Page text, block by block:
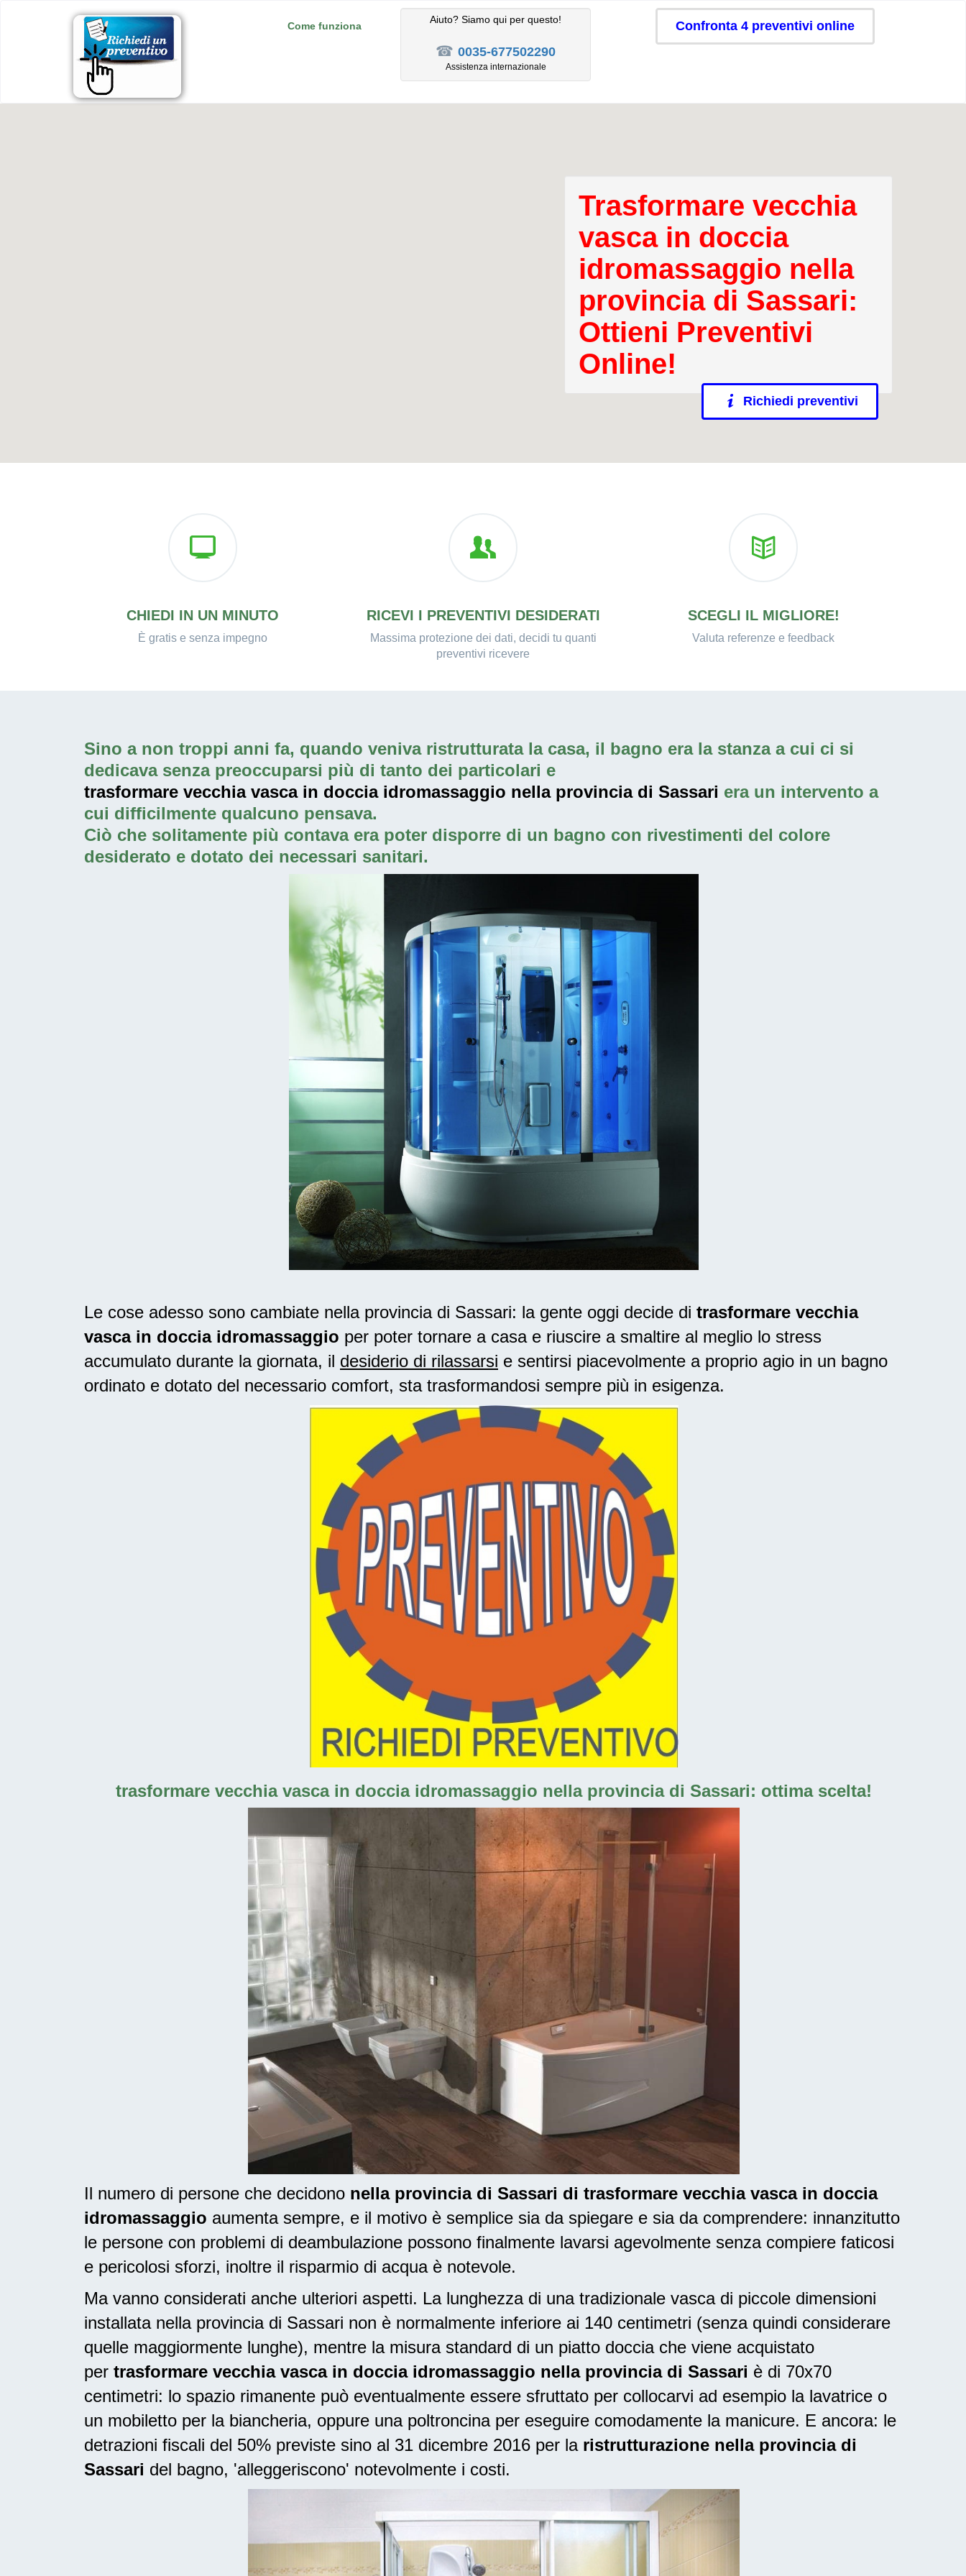
Come funziona
Aiuto? Siamo qui per questo!
☎ 0035-677502290
Assistenza internazionale
Confronta 4 preventivi online
Trasformare vecchia
vasca in doccia
idromassaggio nella
provincia di Sassari:
Ottieni Preventivi
Online!
Richiedi preventivi
CHIEDI IN UN MINUTO
È gratis e senza impegno
RICEVI I PREVENTIVI DESIDERATI
Massima protezione dei dati, decidi tu quanti
preventivi ricevere
SCEGLI IL MIGLIORE!
Valuta referenze e feedback
Sino a non troppi anni fa, quando veniva ristrutturata la casa, il bagno era la stanza a cui ci si
dedicava senza preoccuparsi più di tanto dei particolari e
trasformare vecchia vasca in doccia idromassaggio nella provincia di Sassari era un intervento a
cui difficilmente qualcuno pensava.
Ciò che solitamente più contava era poter disporre di un bagno con rivestimenti del colore
desiderato e dotato dei necessari sanitari.
Le cose adesso sono cambiate nella provincia di Sassari: la gente oggi decide di trasformare vecchia
vasca in doccia idromassaggio per poter tornare a casa e riuscire a smaltire al meglio lo stress
accumulato durante la giornata, il desiderio di rilassarsi e sentirsi piacevolmente a proprio agio in un bagno
ordinato e dotato del necessario comfort, sta trasformandosi sempre più in esigenza.
trasformare vecchia vasca in doccia idromassaggio nella provincia di Sassari: ottima scelta!
Il numero di persone che decidono nella provincia di Sassari di trasformare vecchia vasca in doccia
idromassaggio aumenta sempre, e il motivo è semplice sia da spiegare e sia da comprendere: innanzitutto
le persone con problemi di deambulazione possono finalmente lavarsi agevolmente senza compiere faticosi
e pericolosi sforzi, inoltre il risparmio di acqua è notevole.
Ma vanno considerati anche ulteriori aspetti. La lunghezza di una tradizionale vasca di piccole dimensioni
installata nella provincia di Sassari non è normalmente inferiore ai 140 centimetri (senza quindi considerare
quelle maggiormente lunghe), mentre la misura standard di un piatto doccia che viene acquistato
per trasformare vecchia vasca in doccia idromassaggio nella provincia di Sassari è di 70x70
centimetri: lo spazio rimanente può eventualmente essere sfruttato per collocarvi ad esempio la lavatrice o
un mobiletto per la biancheria, oppure una poltroncina per eseguire comodamente la manicure. E ancora: le
detrazioni fiscali del 50% previste sino al 31 dicembre 2016 per la ristrutturazione nella provincia di
Sassari del bagno, 'alleggeriscono' notevolmente i costi.